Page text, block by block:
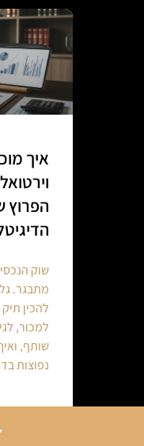
איך
הפרוץ
שוק
מתבגר.
להכין
למכור,
שותף,
נפוצות
reading